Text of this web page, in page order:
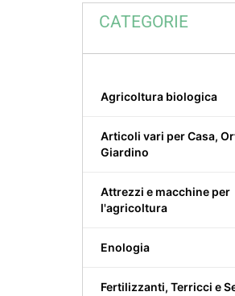
CATEGORIE
Agricoltura biologica
Articoli vari per Casa,
Giardino
Attrezzi e macchine per
l'agricoltura
Enologia
Fertilizzanti, Terricci e